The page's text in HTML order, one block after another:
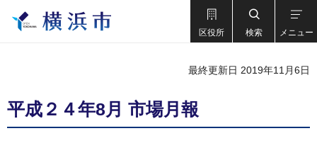
区役所 検索 メニュー
最終更新日 2019年11月6日
平成２４年8月 市場月報